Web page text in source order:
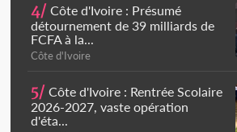
4/ Côte d'Ivoire : Présumé
détournement de 39 milliards de
FCFA à la...
Côte d'Ivoire
5/ Côte d'Ivoire : Rentrée Scolaire
2026-2027, vaste opération
d'éta...